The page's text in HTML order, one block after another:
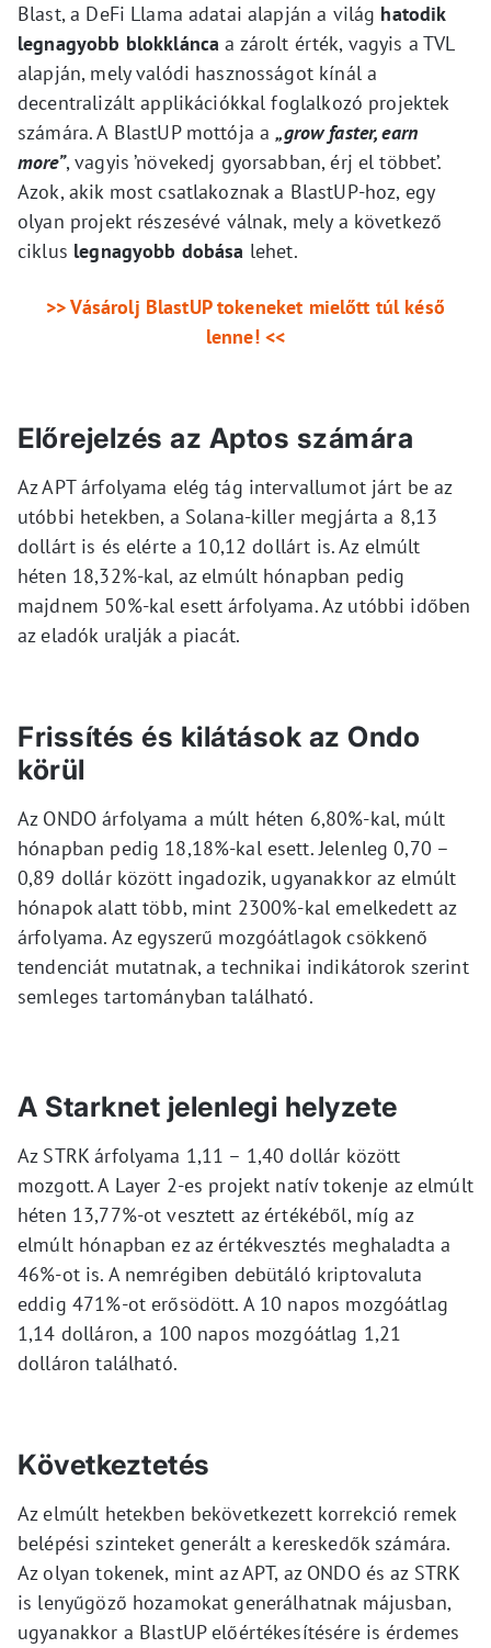
Blast, a DeFi Llama adatai alapján a világ hatodik
legnagyobb blokklánca a zárolt érték, vagyis a TVL
alapján, mely valódi hasznosságot kínál a
decentralizált applikációkkal foglalkozó projektek
számára. A BlastUP mottója a„grow faster, earn
more”, vagyis ’növekedj gyorsabban, érj el többet’.
Azok, akik most csatlakoznak a BlastUP-hoz, egy
olyan projekt részesévé válnak, mely a következő
ciklus legnagyobb dobása lehet.
>> Vásárolj BlastUP tokeneket mielőtt túl késő
lenne! <<
Előrejelzés az Aptos számára
Az APT árfolyama elég tág intervallumot járt be az
utóbbi hetekben, a Solana-killer megjárta a 8,13
dollárt is és elérte a 10,12 dollárt is. Az elmúlt
héten 18,32%-kal, az elmúlt hónapban pedig
majdnem 50%-kal esett árfolyama. Az utóbbi időben
az eladók uralják a piacát.
Frissítés és kilátások az Ondo
körül
Az ONDO árfolyama a múlt héten 6,80%-kal, múlt
hónapban pedig 18,18%-kal esett. Jelenleg 0,70 –
0,89 dollár között ingadozik, ugyanakkor az elmúlt
hónapok alatt több, mint 2300%-kal emelkedett az
árfolyama. Az egyszerű mozgóátlagok csökkenő
tendenciát mutatnak, a technikai indikátorok szerint
semleges tartományban található.
A Starknet jelenlegi helyzete
Az STRK árfolyama 1,11 – 1,40 dollár között
mozgott. A Layer 2-es projekt natív tokenje az elmúlt
héten 13,77%-ot vesztett az értékéből, míg az
elmúlt hónapban ez az értékvesztés meghaladta a
46%-ot is. A nemrégiben debütáló kriptovaluta
eddig 471%-ot erősödött. A 10 napos mozgóátlag
1,14 dolláron, a 100 napos mozgóátlag 1,21
dolláron található.
Következtetés
Az elmúlt hetekben bekövetkezett korrekció remek
belépési szinteket generált a kereskedők számára.
Az olyan tokenek, mint az APT, az ONDO és az STRK
is lenyűgöző hozamokat generálhatnak májusban,
ugyanakkor a BlastUP előértékesítésére is érdemes